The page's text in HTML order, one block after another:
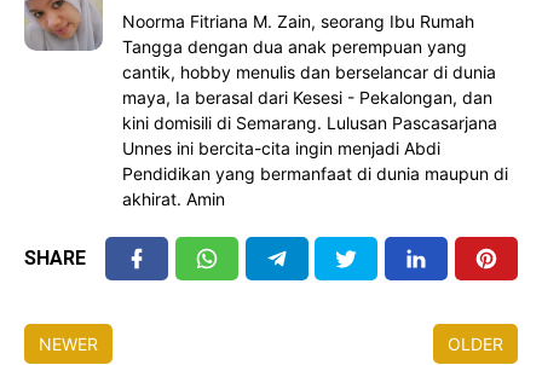
Noorma Fitriana M. Zain, seorang Ibu Rumah
Tangga dengan dua anak perempuan yang
cantik, hobby menulis dan berselancar di dunia
maya, Ia berasal dari Kesesi - Pekalongan, dan
kini domisili di Semarang. Lulusan Pascasarjana
Unnes ini bercita-cita ingin menjadi Abdi
Pendidikan yang bermanfaat di dunia maupun di
akhirat. Amin
SHARE
NEWER OLDER